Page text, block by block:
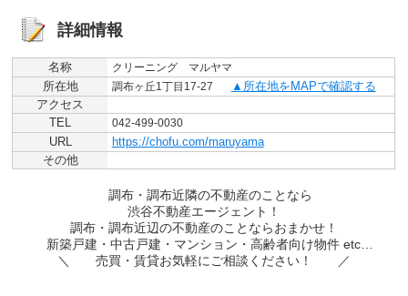
詳細情報
名称 クリーニング マルヤマ
所在地 調布ヶ丘1丁目17-27
所在地をMAPで確認する
アクセス
TEL
042-499-0030
URL
https://chofu.com/maruyama
その他
調布・調布近隣の不動産のことなら
渋谷不動産エージェント！
調布・調布近辺の不動産のことならおまかせ！
新築戸建・中古戸建・マンション・高齢者向け物件 etc…
＼ 売買・賃貸お気軽にご相談ください！ ／